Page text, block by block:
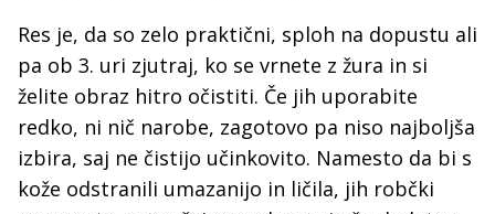
Res je, da so zelo praktični, sploh na dopustu ali
pa ob 3. uri zjutraj, ko se vrnete z žura in si
želite obraz hitro očistiti. Če jih uporabite
redko, ni nič narobe, zagotovo pa niso najboljša
izbira, saj ne čistijo učinkovito. Namesto da bi s
kože odstranili umazanijo in ličila, jih robčki